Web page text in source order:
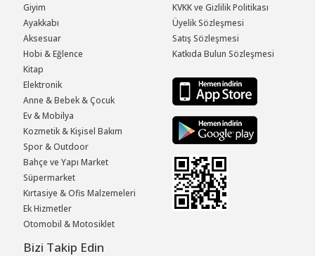
Giyim
Ayakkabı
Aksesuar
Hobi & Eğlence
Kitap
Elektronik
Anne & Bebek & Çocuk
Ev & Mobilya
Kozmetik & Kişisel Bakım
Spor & Outdoor
Bahçe ve Yapı Market
Süpermarket
Kırtasiye & Ofis Malzemeleri
Ek Hizmetler
Otomobil & Motosiklet
KVKK ve Gizlilik Politikası
Üyelik Sözleşmesi
Satış Sözleşmesi
Katkıda Bulun Sözleşmesi
Bizi Takip Edin